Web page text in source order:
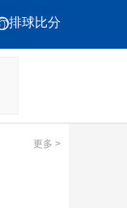
排球比分
更多 >